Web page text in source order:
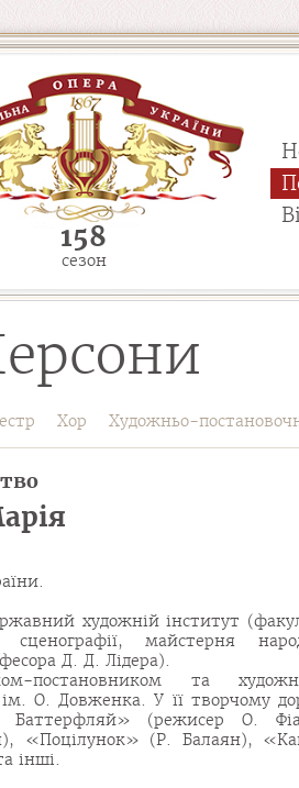
158
сезон
Хор Художньо-
художній інститут
сценографії, майстерня
Д. Д. Лідера).
постановником та
ім. О. Довженка. У її творчому
Баттерфляй» (режисер О.
«Поцілунок» (Р. Балаян),
інші.